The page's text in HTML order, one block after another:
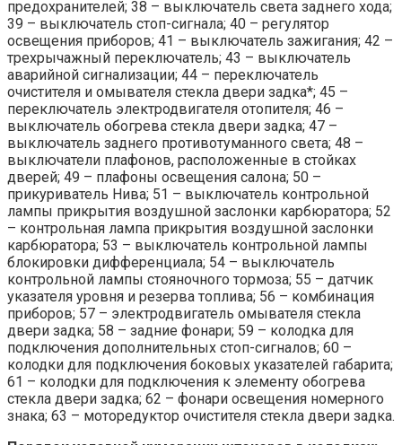
предохранителей; 38 – выключатель света заднего хода;
39 – выключатель стоп-сигнала; 40 – регулятор
освещения приборов; 41 – выключатель зажигания; 42 –
трехрычажный переключатель; 43 – выключатель
аварийной сигнализации; 44 – переключатель
очистителя и омывателя стекла двери задка*; 45 –
переключатель электродвигателя отопителя; 46 –
выключатель обогрева стекла двери задка; 47 –
выключатель заднего противотуманного света; 48 –
выключатели плафонов, расположенные в стойках
дверей; 49 – плафоны освещения салона; 50 –
прикуриватель Нива; 51 – выключатель контрольной
лампы прикрытия воздушной заслонки карбюратора; 52
– контрольная лампа прикрытия воздушной заслонки
карбюратора; 53 – выключатель контрольной лампы
блокировки дифференциала; 54 – выключатель
контрольной лампы стояночного тормоза; 55 – датчик
указателя уровня и резерва топлива; 56 – комбинация
приборов; 57 – электродвигатель омывателя стекла
двери задка; 58 – задние фонари; 59 – колодка для
подключения дополнительных стоп-сигналов; 60 –
колодки для подключения боковых указателей габарита;
61 – колодки для подключения к элементу обогрева
стекла двери задка; 62 – фонари освещения номерного
знака; 63 – моторедуктор очистителя стекла двери задка.